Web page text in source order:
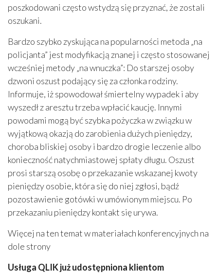
poszkodowani często wstydzą się przyznać, że zostali
oszukani.
Bardzo szybko zyskująca na popularności metoda „na
policjanta” jest modyfikacją znanej i często stosowanej
wcześniej metody „na wnuczka”: Do starszej osoby
dzwoni oszust podający się za członka rodziny.
Informuje, iż spowodował śmiertelny wypadek i aby
wyszedł z aresztu trzeba wpłacić kaucję. Innymi
powodami mogą być szybka pożyczka w związku w
wyjątkową okazją do zarobienia dużych pieniędzy,
choroba bliskiej osoby i bardzo drogie leczenie albo
konieczność natychmiastowej spłaty długu. Oszust
prosi starszą osobę o przekazanie wskazanej kwoty
pieniędzy osobie, która się do niej zgłosi, bądź
pozostawienie gotówki w umówionym miejscu. Po
przekazaniu pieniędzy kontakt się urywa.
Więcej na ten temat w materiałach konferencyjnych na
dole strony
Usługa QLIK już udostępniona klientom